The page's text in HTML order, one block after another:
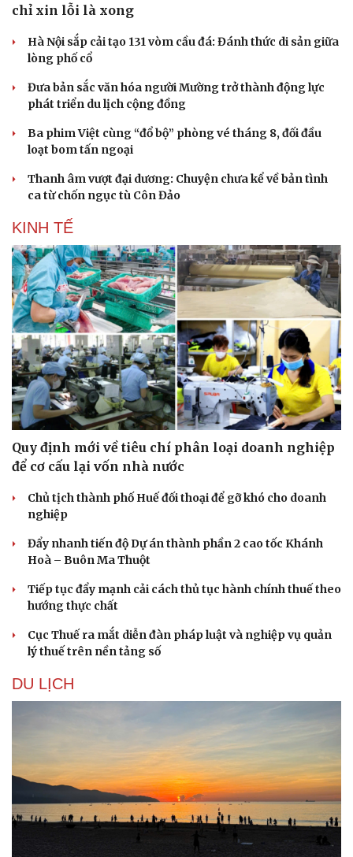
Sức khỏe
Dinh dưỡng - món ngon
Cây thuốc
Sản phụ khoa
Nhi khoa
Nam khoa
Làm đẹp - giảm cân
Phòng mạch online
Ăn sạch sống khỏe
Đời sống
Nhà đẹp
Blog
Tình yêu - Gia đình
chỉ xin lỗi là xong
Hà Nội sắp cải tạo 131 vòm cầu đá: Đánh thức di sản giữa
lòng phố cổ
Đưa bản sắc văn hóa người Mường trở thành động lực
phát triển du lịch cộng đồng
Ba phim Việt cùng “đổ bộ” phòng vé tháng 8, đối đầu
loạt bom tấn ngoại
Thanh âm vượt đại dương: Chuyện chưa kể về bản tình
ca từ chốn ngục tù Côn Đảo
KINH TẾ
Quy định mới về tiêu chí phân loại doanh nghiệp
để cơ cấu lại vốn nhà nước
Chủ tịch thành phố Huế đối thoại để gỡ khó cho doanh
nghiệp
Đẩy nhanh tiến độ Dự án thành phần 2 cao tốc Khánh
Hoà – Buôn Ma Thuột
Tiếp tục đẩy mạnh cải cách thủ tục hành chính thuế theo
hướng thực chất
Cục Thuế ra mắt diễn đàn pháp luật và nghiệp vụ quản
lý thuế trên nền tảng số
DU LỊCH